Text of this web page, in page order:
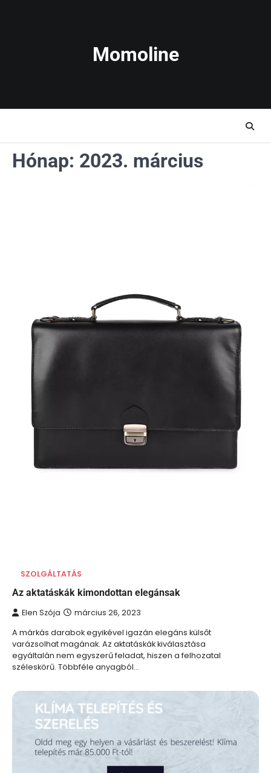
Momoline
Hónap: 2023. március
SZOLGÁLTATÁS
Az aktatáskák kimondottan elegánsak
Elen Szója március 26, 2023
A márkás darabok egyikével igazán elegáns külsőt
varázsolhat magának. Az aktatáskák kiválasztása
egyáltalán nem egyszerű feladat, hiszen a felhozatal
széleskörű. Többféle anyagból…